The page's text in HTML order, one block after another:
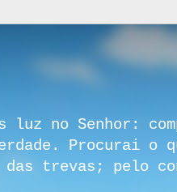
no Senhor:
Procurai o
trevas; pelo